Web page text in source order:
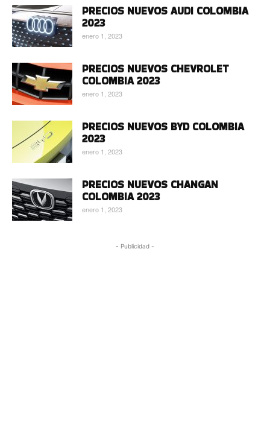
PRECIOS NUEVOS AUDI COLOMBIA
2023
enero 1, 2023
PRECIOS NUEVOS CHEVROLET
COLOMBIA 2023
enero 1, 2023
PRECIOS NUEVOS BYD COLOMBIA
2023
enero 1, 2023
PRECIOS NUEVOS CHANGAN
COLOMBIA 2023
enero 1, 2023
- Publicidad -